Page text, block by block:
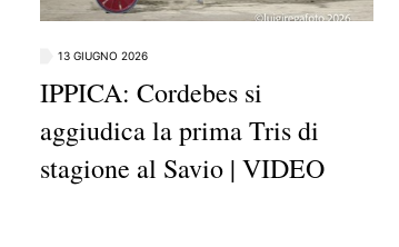
13 GIUGNO 2026
IPPICA: Cordebes si
aggiudica la prima Tris di
stagione al Savio | VIDEO